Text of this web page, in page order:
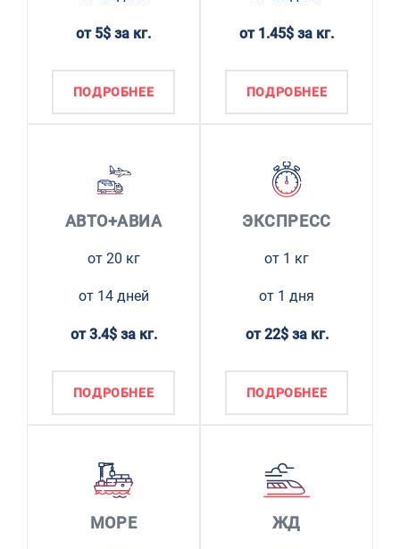
от 5$ за кг.
ПОДРОБНЕЕ
от 1.45$ за кг.
ПОДРОБНЕЕ
АВТО+АВИА
от 20 кг
от 14 дней
от 3.4$ за кг.
ПОДРОБНЕЕ
ЭКСПРЕСС
от 1 кг
от 1 дня
от 22$ за кг.
ПОДРОБНЕЕ
МОРЕ ЖД